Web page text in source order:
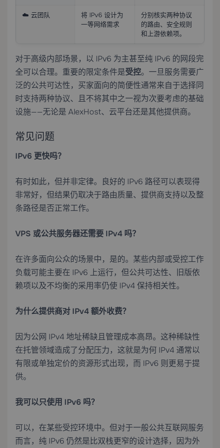
☁️ 云团队
将 IPv6 设计为
一等网络需求
分别核实两种协议
的路由、安全规则
和上游依赖项。
对于高级内部场景，以 IPv6 为主甚至纯 IPv6 的网段完
全可以合理。重要的限定条件是受控。一旦服务需要广
泛的公共可达性，买家面向的简便性通常来自于选择同
时支持两种协议、且不将其中之一视为次要考虑的基础
设施——无论是 AlexHost、云平台还是其他提供商。
常见问题
IPv6 更快吗？
有时如此，但并非定律。良好的 IPv6 路径可以表现得
非常好，但结果仍取决于路由质量、提供商支持以及整
条路径是否正常工作。
VPS 或公共服务器还需要 IPv4 吗？
在许多面向公众的场景中，是的。某些内部或受控工作
负载可能主要在 IPv6 上运行，但公共可达性、旧版依
赖项以及不均衡的采用率仍使 IPv4 保持相关性。
为什么提供商对 IPv4 额外收费？
因为公网 IPv4 地址稀缺且管理成本高昂。这种稀缺性
在托管领域造成了分配压力，这就是为何 IPv4 通常以
有限或单独定价的资源形式出现，而 IPv6 则更易于提
供。
我可以只使用 IPv6 吗？
可以，在某些受控环境中。但对于一般公共互联网服务
而言，纯 IPv6 仍然是比双栈更窄的设计选择，因为外